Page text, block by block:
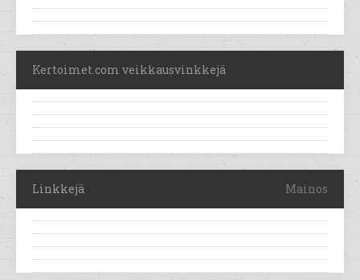
Kertoimet.com veikkausvinkkejä
Linkkejä Mainos